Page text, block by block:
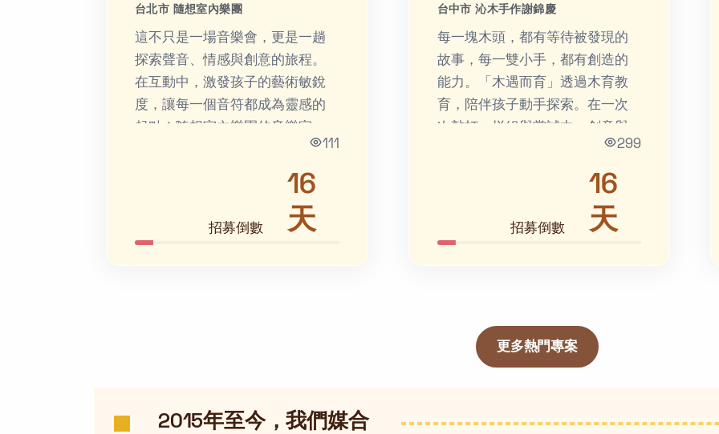
台北市 隨想室內樂團
這不只是一場音樂會，更是一趟
探索聲音、情感與創意的旅程。
在互動中，激發孩子的藝術敏銳
度，讓每一個音符都成為靈感的
們，擁有豐富的音樂背景和教學
經驗，希望四處散播幸福音樂種
111
招募倒數
16
天
台中市 沁木手作謝錦慶
每一塊木頭，都有等待被發現的
故事，每一雙小手，都有創造的
能力。「木遇而育」透過木育教
育，陪伴孩子動手探索。在一次
專注逐漸萌芽，對自然與永續的
理解也悄悄扎根，最後成為孩子
299
招募倒數
16
天
更多熱門專案
2015年至今，我們媒合